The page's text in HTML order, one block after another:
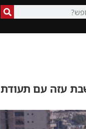
עזה עם תעודת